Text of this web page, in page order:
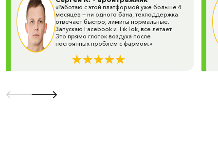
техподдержкой.
Green Light — это больше, чем поставщик рекламных
кабинетов. Это команда экспертов, которая поможет
выбрать оптимальное решение для арбитража, e-
commerce и медийных кампаний.
Повысьте эффективность своей рекламы уже сегодня
— выбирайте Green Light и начинайте зарабатывать на
«Работаю с этой платформой уже больше 4
месяцев — ни одного бана, техподдержка
отвечает быстро, лимиты нормальные.
Запускаю Facebook и TikTok, всё летает.
Это прямо глоток воздуха после
постоянных проблем с фармом.»